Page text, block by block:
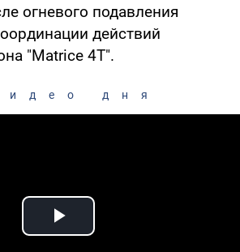
огневого подавления
действий
"Matrice 4T".
дня
Play Video